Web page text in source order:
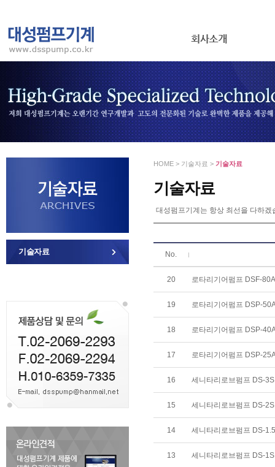
기술자료
HOME > 기술자료 > 기술자료
기술자료
대성펌프기계는 항상 최선을 다하겠
No.
20 로타리기어펌프 DSF-
19 로타리기어펌프 DSP-
18 로타리기어펌프 DSP-
17 로타리기어펌프 DSP-
16 세니타리로브펌프 DS-
15 세니타리로브펌프 DS-
14 세니타리로브펌프 DS-
13 세니타리로브펌프 DS-